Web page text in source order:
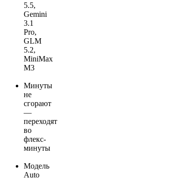
5.5,
Gemini
3.1
Pro,
GLM
5.2,
MiniMax
M3
Минуты
не
сгорают
—
переходят
во
флекс-
минуты
Модель
Auto